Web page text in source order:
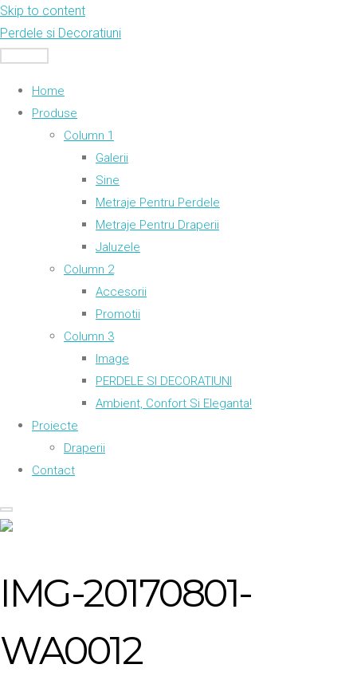
Skip to content
Perdele si Decoratiuni
Home
Produse
Column 1
Galerii
Sine
Metraje Pentru Perdele
Metraje Pentru Draperii
Jaluzele
Column 2
Accesorii
Promotii
Column 3
Image
PERDELE SI DECORATIUNI
Ambient, Confort Si Eleganta!
Proiecte
Draperii
Contact
IMG-20170801-
WA0012